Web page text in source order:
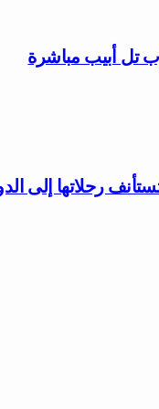
تل أبيب مباشرة
رحلاتها إلى